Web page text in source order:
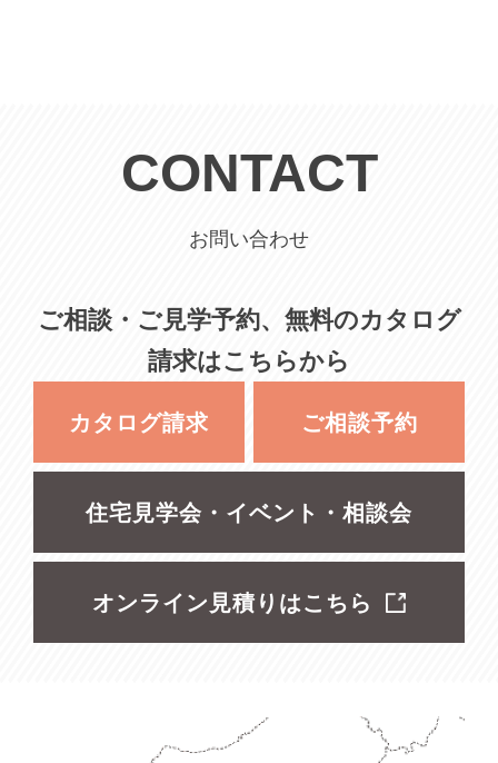
CONTACT
お問い合わせ
ご相談・ご見学予約、無料のカタログ
請求はこちらから
カタログ請求 ご相談予約
住宅見学会・イベント・相談会
オンライン見積りはこちら